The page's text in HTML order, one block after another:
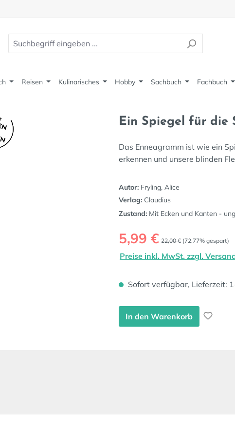
Reisen Kulinarisches Hobby Sachbuch Fachbuch
Ein Spiegel für die
Das Enneagramm ist wie ein
erkennen und unsere blinden
Autor: Fryling, Alice
Verlag: Claudius
Zustand: Mit Ecken und Kanten -
Verkaufspreis:
5,99 € Regulärer Preis:
22,00 € (72.77% gespart)
Preise inkl. MwSt. zzgl.
Sofort verfügbar, Lieferzeit:
In den Warenkorb